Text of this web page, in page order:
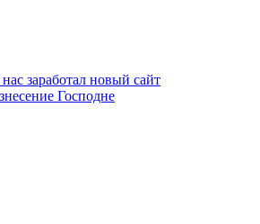
заработал новый сайт
Господне